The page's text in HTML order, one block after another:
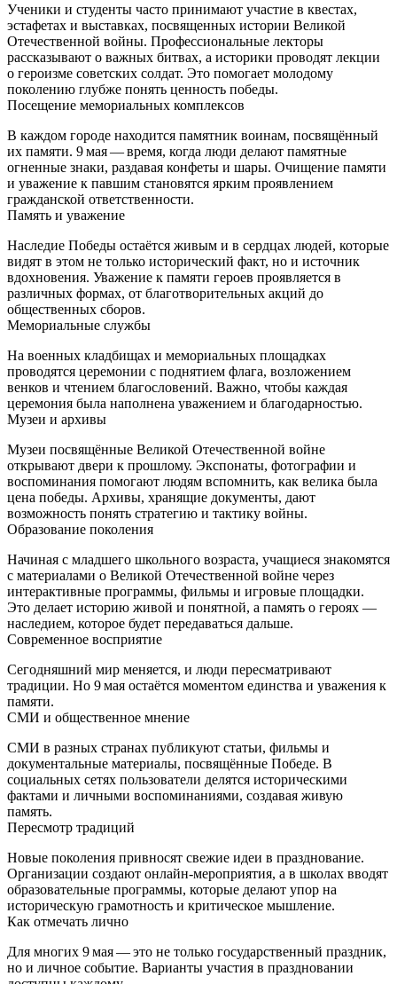
Ученики и студенты часто принимают участие в квестах,
эстафетах и выставках, посвященных истории Великой
Отечественной войны. Профессиональные лекторы
рассказывают о важных битвах, а историки проводят лекции
о героизме советских солдат. Это помогает молодому
поколению глубже понять ценность победы.
Посещение мемориальных комплексов
В каждом городе находится памятник воинам, посвящённый
их памяти. 9 мая — время, когда люди делают памятные
огненные знаки, раздавая конфеты и шары. Очищение памяти
и уважение к павшим становятся ярким проявлением
гражданской ответственности.
Память и уважение
Наследие Победы остаётся живым и в сердцах людей, которые
видят в этом не только исторический факт, но и источник
вдохновения. Уважение к памяти героев проявляется в
различных формах, от благотворительных акций до
общественных сборов.
Мемориальные службы
На военных кладбищах и мемориальных площадках
проводятся церемонии с поднятием флага, возложением
венков и чтением благословений. Важно, чтобы каждая
церемония была наполнена уважением и благодарностью.
Музеи и архивы
Музеи посвящённые Великой Отечественной войне
открывают двери к прошлому. Экспонаты, фотографии и
воспоминания помогают людям вспомнить, как велика была
цена победы. Архивы, хранящие документы, дают
возможность понять стратегию и тактику войны.
Образование поколения
Начиная с младшего школьного возраста, учащиеся знакомятся
с материалами о Великой Отечественной войне через
интерактивные программы, фильмы и игровые площадки.
Это делает историю живой и понятной, а память о героях —
наследием, которое будет передаваться дальше.
Современное восприятие
Сегодняшний мир меняется, и люди пересматривают
традиции. Но 9 мая остаётся моментом единства и уважения к
памяти.
СМИ и общественное мнение
СМИ в разных странах публикуют статьи, фильмы и
документальные материалы, посвящённые Победе. В
социальных сетях пользователи делятся историческими
фактами и личными воспоминаниями, создавая живую
память.
Пересмотр традиций
Новые поколения привносят свежие идеи в празднование.
Организации создают онлайн-мероприятия, а в школах вводят
образовательные программы, которые делают упор на
историческую грамотность и критическое мышление.
Как отмечать лично
Для многих 9 мая — это не только государственный праздник,
но и личное событие. Варианты участия в праздновании